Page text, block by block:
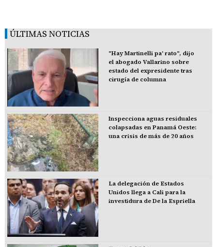
ÚLTIMAS NOTICIAS
"Hay Martinelli pa' rato", dijo
el abogado Vallarino sobre
estado del expresidente tras
cirugía de columna
Inspecciona aguas residuales
colapsadas en Panamá Oeste:
una crisis de más de 20 años
La delegación de Estados
Unidos llega a Cali para la
investidura de De la Espriella